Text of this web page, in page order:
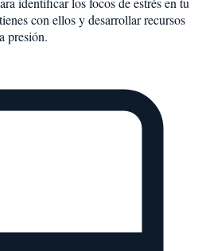
con ellos y desarrollar recursos
presión.